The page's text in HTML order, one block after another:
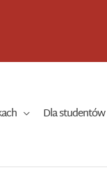
Dla studentów